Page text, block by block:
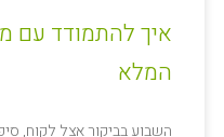
איך להתמודד עם
המלא
השבוע בביקור אצל לקוח,